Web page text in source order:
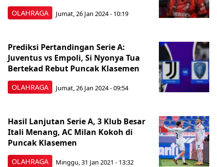
OLAHRAGA Jumat, 26 Jan 2024 - 10:19
OLAHRAGA
Prediksi Pertandingan Serie A:
Juventus vs Empoli, Si Nyonya Tua
Bertekad Rebut Puncak Klasemen
Jumat, 26 Jan 2024 - 09:54
OLAHRAGA
Hasil Lanjutan Serie A, 3 Klub Besar
Itali Menang, AC Milan Kokoh di
Puncak Klasemen
Minggu, 31 Jan 2021 - 13:32